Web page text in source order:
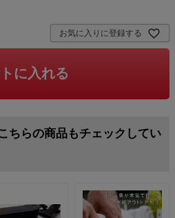
お気に入りに登録する
に入れる
ちらの商品もチェックしてい